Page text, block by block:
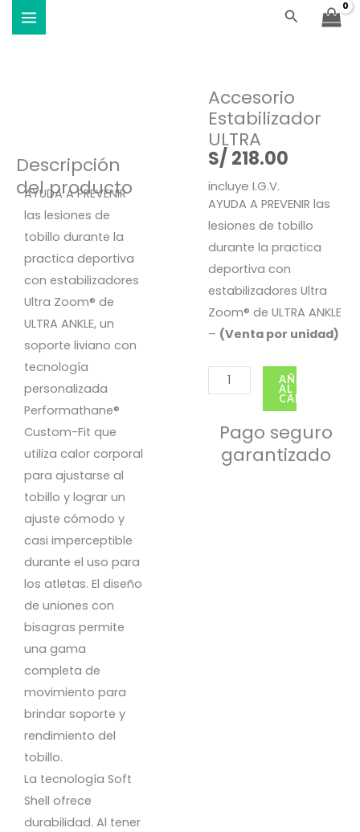
Buscar
Descripción
del producto
AYUDA A PREVENIR
las lesiones de
tobillo durante la
practica deportiva
con estabilizadores
Ultra Zoom® de
ULTRA ANKLE, un
soporte liviano con
tecnología
personalizada
Performathane®
Custom-Fit que
utiliza calor corporal
para ajustarse al
tobillo y lograr un
ajuste cómodo y
casi imperceptible
durante el uso para
los atletas. El diseño
de uniones con
bisagras permite
una gama
completa de
movimiento para
brindar soporte y
rendimiento del
tobillo.
La tecnología Soft
Shell ofrece
durabilidad. Al tener
Accesorio
Estabilizador
ULTRA
S/ 218.00
incluye I.G.V.
AYUDA A PREVENIR las
lesiones de tobillo
durante la practica
deportiva con
estabilizadores Ultra
Zoom® de ULTRA ANKLE
– (Venta por unidad)
Accesorio
Estabilizador
cantidad
AÑADIR
AL
CARRITO
Pago seguro
garantizado
cantidad